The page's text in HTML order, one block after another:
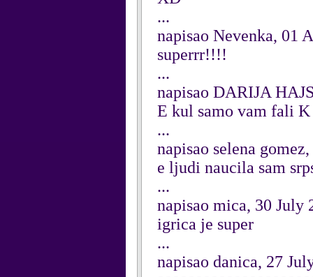
...
napisao Nevenka, 01
superrr!!!!
...
napisao DARIJA
E kul samo vam fali
...
napisao selena
e ljudi naucila sam
...
napisao mica, 30 July
igrica je super
...
napisao danica, 27